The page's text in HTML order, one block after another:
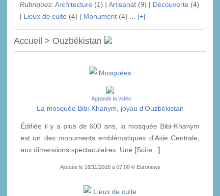
Rubriques: Architecture (1) | Artisanat(9) | Découverte (4)
| Lieux de culte (4) | Monument(4) ... [+]
Accueil > Ouzbékistan
Mosquées
Agrandir la vidéo
La mosquée Bibi-Khanym, joyau d’Ouzbékistan
Édifiée il y a plus de 600 ans, la mosquée Bibi-Khanym
est un des monuments emblématiques d’Asie Centrale,
aux dimensions spectaculaires. Une [Suite...]
Ajoutée le 18/11/2016 à 07:00 © Euronews
Lieux de culte